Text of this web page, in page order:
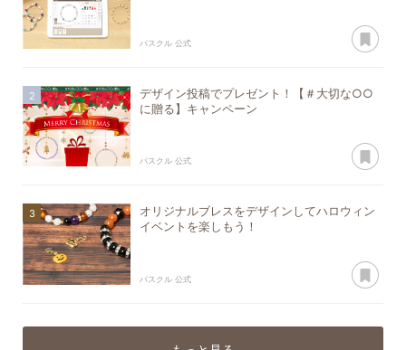
パスクル 公式
デザイン投稿でプレゼント！【＃大切な○○
に贈る】キャンペーン
パスクル 公式
オリジナルブレスをデザインしてハロウィン
イベントを楽しもう！
パスクル 公式